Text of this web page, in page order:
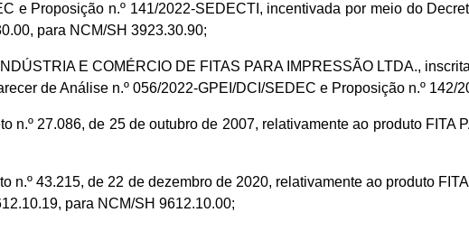
e Proposição n.º 141/2022-SEDECTI, incentivada por meio do
para NCM/SH 3923.30.90;
E COMÉRCIO DE FITAS PARA IMPRESSÃO LTDA.,
de Análise n.º 056/2022-GPEI/DCI/SEDEC e Proposição n.º 142/
n.º 27.086, de 25 de outubro de 2007, relativamente ao produto
n.º 43.215, de 22 de dezembro de 2020, relativamente ao produto
para NCM/SH 9612.10.00;